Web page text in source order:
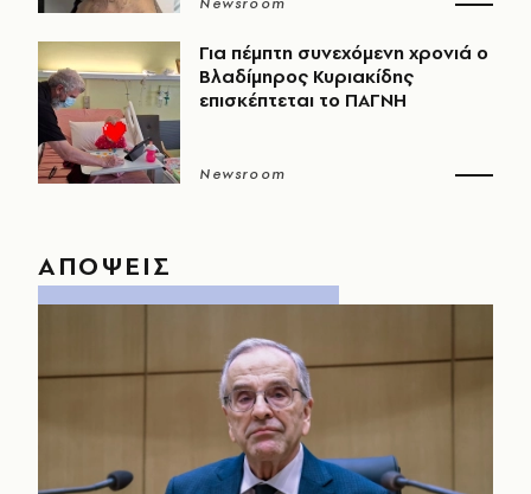
Για πέμπτη συνεχόμενη χρονιά ο
Βλαδίμηρος Κυριακίδης
επισκέπτεται το ΠΑΓΝΗ
Newsroom
ΑΠΟΨΕΙΣ